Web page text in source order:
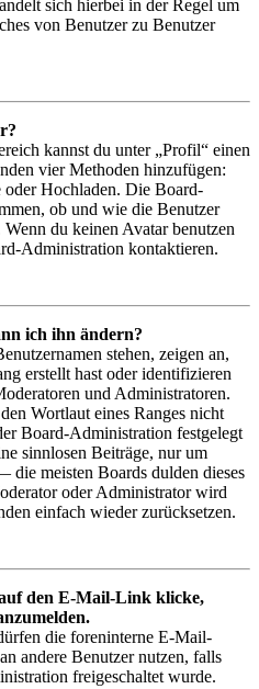
sich hierbei in der Regel um
von Benutzer zu Benutzer
kannst du unter „Profil“ einen
vier Methoden hinzufügen:
oder Hochladen. Die Board-
ob und wie die Benutzer
du keinen Avatar benutzen
Administration kontaktieren.
ich ihn ändern?
stehen, zeigen an,
erstellt hast oder identifizieren
und Administratoren.
Wortlaut eines Ranges nicht
Board-Administration festgelegt
sinnlosen Beiträge, nur um
die meisten Boards dulden dieses
oder Administrator wird
einfach wieder zurücksetzen.
den E-Mail-Link klicke,
die foreninterne E-Mail-
andere Benutzer nutzen, falls
freigeschaltet wurde.